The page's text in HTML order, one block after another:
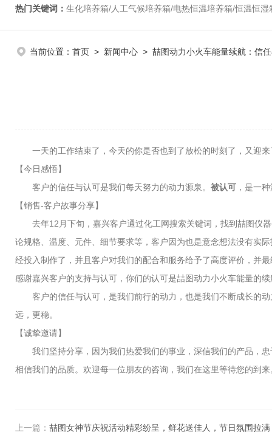
热门关键词： 生化培养箱/人工气候培养箱/电热恒温培养箱/恒温恒湿箱/光照培养箱/二氧化碳培养箱
当前位置： 首页 > 新闻中心 > 喆图动力小火车能量续航：信
一天的工作结束了，今天的你是否也到了放松的时刻了，又迎来
【今日感悟】
客户的信任与认可是我们每天努力的动力源泉。 被认可 ，是一
【销售-客户故事分享】
去年12月下旬，嘉兴客户通过化工网搜索关键词，找到喆图仪器
论规格、温度、元件、细节要求等，客户因为也是意念想法没有实
经投入制作了，并且客户对我们的配合和服务给予了高度评价，并
感谢嘉兴客户的支持与认可，你们的认可是喆图动力小火车能量的续
客户的信任与认可，是我们前行的动力，也是我们不断成长的动
远，更稳。
【诚挚邀请】
我们坚持分享，因为我们热爱我们的事业，深信我们的产品，忠
相信我们的品质。欢迎每一位朋友的咨询，我们在这里等待您的到来
上一篇： 喆图女神节庆祝活动精彩纷呈，鲜花送佳人，节日氛围拉满